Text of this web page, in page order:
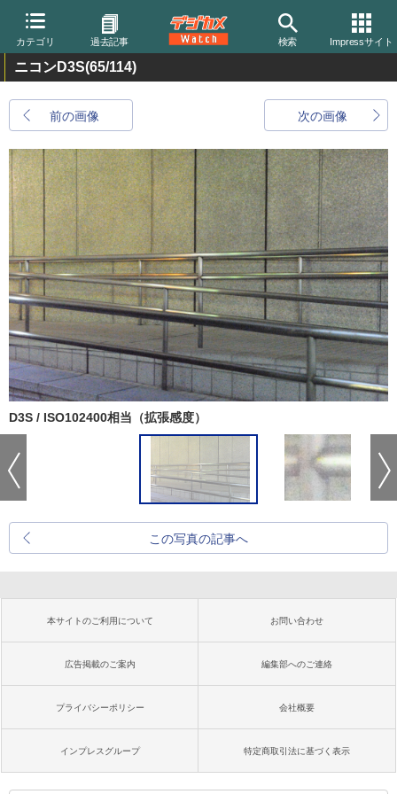
カテゴリ 過去記事 検索 Impressサイト
ニコンD3S(65/114)
前の画像 次の画像
D3S / ISO102400相当（拡張感度）
この写真の記事へ
本サイトのご利用について お問い合わせ
広告掲載のご案内 編集部へのご連絡
プライバシーポリシー 会社概要
インプレスグループ 特定商取引法に基づく表示